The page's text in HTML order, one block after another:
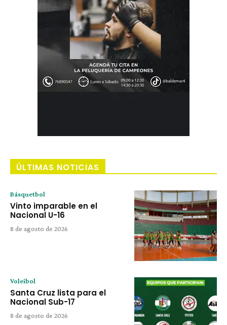
ÚLTIMAS NOTICIAS
Básquetbol
Vinto imparable en el
Nacional U-16
8 de agosto de 2026
Voleibol
Santa Cruz lista para el
Nacional Sub-17
8 de agosto de 2026